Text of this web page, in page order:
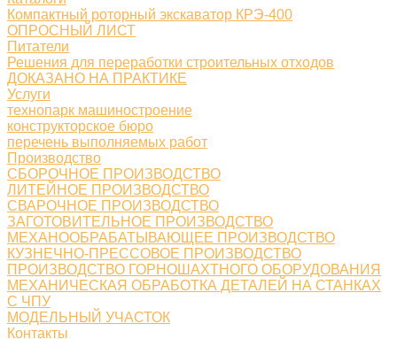
Компактный роторный экскаватор КРЭ-400
ОПРОСНЫЙ ЛИСТ
Питатели
Решения для переработки строительных отходов
ДОКАЗАНО НА ПРАКТИКЕ
Услуги
технопарк машиностроение
конструкторское бюро
перечень выполняемых работ
Производство
СБОРОЧНОЕ ПРОИЗВОДСТВО
ЛИТЕЙНОЕ ПРОИЗВОДСТВО
СВАРОЧНОЕ ПРОИЗВОДСТВО
ЗАГОТОВИТЕЛЬНОЕ ПРОИЗВОДСТВО
МЕХАНООБРАБАТЫВАЮЩЕЕ ПРОИЗВОДСТВО
КУЗНЕЧНО-ПРЕССОВОЕ ПРОИЗВОДСТВО
ПРОИЗВОДСТВО ГОРНОШАХТНОГО ОБОРУДОВАНИЯ
МЕХАНИЧЕСКАЯ ОБРАБОТКА ДЕТАЛЕЙ НА СТАНКАХ
С ЧПУ
МОДЕЛЬНЫЙ УЧАСТОК
Контакты